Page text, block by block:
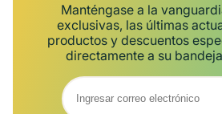
Manténgase a la
exclusivas, las últimas
productos y descuentos
directamente a su